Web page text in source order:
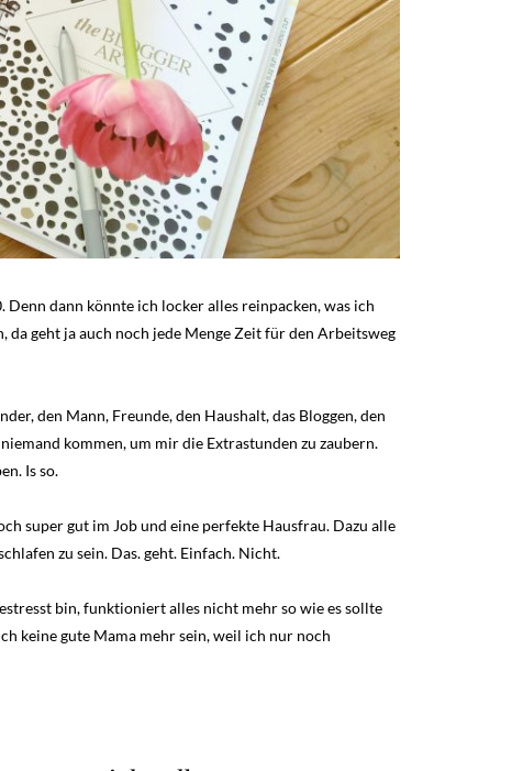
dann könnte ich locker alles reinpacken, was ich
da geht ja auch noch jede Menge Zeit für den Arbeitsweg
den Mann, Freunde, den Haushalt, das Bloggen, den
kommen, um mir die Extrastunden zu zaubern.
Is so.
super gut im Job und eine perfekte Hausfrau. Dazu alle
zu sein. Das. geht. Einfach. Nicht.
bin, funktioniert alles nicht mehr so wie es sollte
keine gute Mama mehr sein, weil ich nur noch